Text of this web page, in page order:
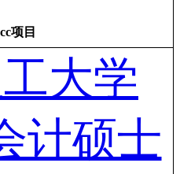
项目
大学
计硕士